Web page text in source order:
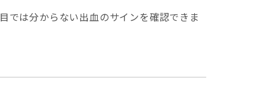
では分からない出血のサインを確認できま